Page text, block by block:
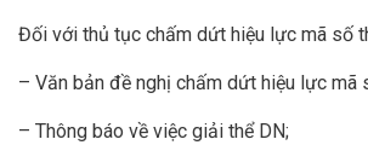
Đối với thủ tục chấm dứt hiệu lực mã số
– Văn bản đề nghị chấm dứt hiệu lực mã
– Thông báo về việc giải thể DN;